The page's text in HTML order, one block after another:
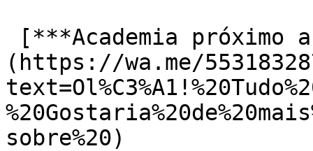
(https://wa.me/
sobre%20)